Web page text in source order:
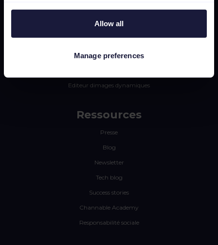
Allow all
Manage preferences
Intégration de marketplaces
Insights & Analytics
Intégrations
Tarifs
Editeur dimages dynamiques
Ressources
Presse
Blog
Newsletter
Tech blog
Success stories
Channable Academy
Responsabilité sociale